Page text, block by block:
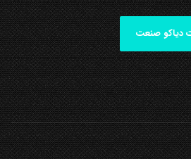
دیاکو صنعت